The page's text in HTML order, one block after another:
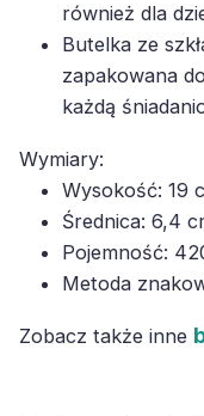
również dla
Butelka ze
zapakowana
każdą
Wymiary:
Wysokość: 19
Średnica: 6,4
Pojemność:
Metoda
Zobacz także inne